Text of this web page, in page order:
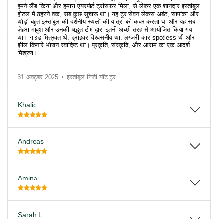
हमने लैंड किया और हमारा एयरपोर्ट ट्रांसफर मिला, से लेकर एक शानदार इस्तांबुल
होटल में ठहरने तक, सब कुछ सुचारू था। यह टूर सेवन लेकस अबंट, सापांका और
थोड़ी बहुत इस्तांबुल की दर्शनीय स्थलों की यात्रा को कवर करता था और यह सब
ज़ेहरा मावुश और उनकी अद्भुत टीम द्वारा इतनी अच्छी तरह से आयोजित किया गया
था। गाइड मित्रवत थे, ड्राइवर विश्वसनीय था, लग्जरी कार spotless थी और
झील किनारे भोजन स्वादिष्ट था। प्रकृति, संस्कृति, और आराम का एक आदर्श
मिश्रण।
31 अक्टूबर 2025 इस्तांबुल निजी यॉट टूर
Khalid
Andreas
Amina
Sarah L.